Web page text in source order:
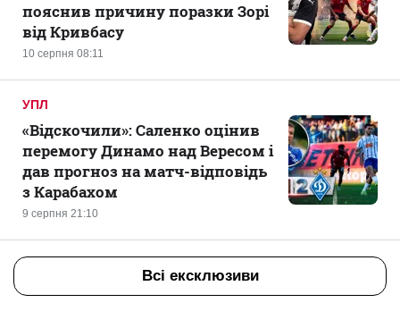
10 серпня 08:11
пояснив причину поразки Зорі
від Кривбасу
УПЛ
9 серпня 21:10
«Відскочили»: Саленко оцінив
перемогу Динамо над Вересом і
дав прогноз на матч-відповідь
з Карабахом
Всі ексклюзиви